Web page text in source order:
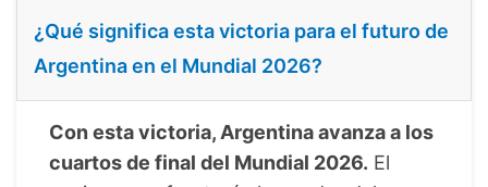
¿Qué significa esta victoria para el futuro de
Argentina en el Mundial 2026?
Con esta victoria, Argentina avanza a los
cuartos de final del Mundial 2026. El